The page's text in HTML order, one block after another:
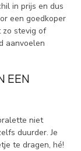
in prijs en dus
een goedkoper
zo stevig of
aanvoelen
EEN
niet
duurder. Je
te dragen, hé!